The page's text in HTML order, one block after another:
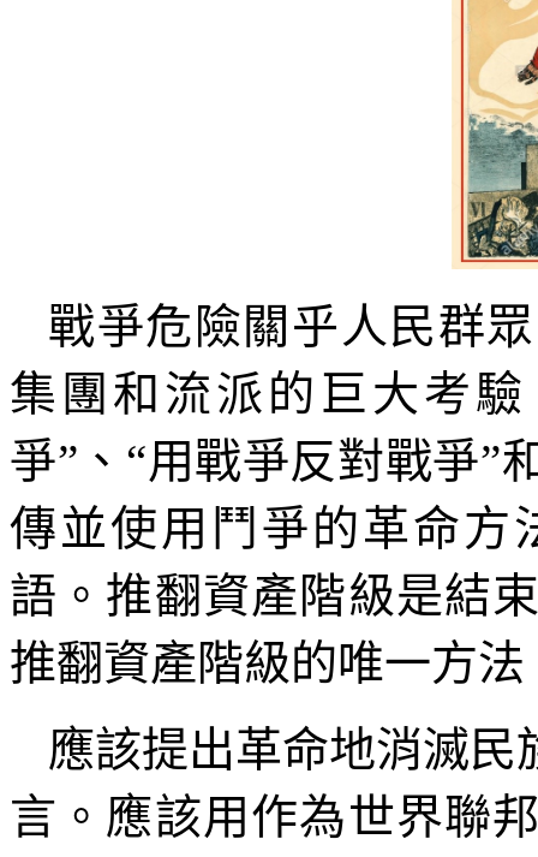
戰爭危險關乎人民群
集團和流派的巨大考
爭”、“用戰爭反對戰爭”
傳並使用鬥爭的革命方
語。推翻資產階級是結
推翻資產階級的唯一方法
應該提出革命地消滅民
言。應該用作為世界聯